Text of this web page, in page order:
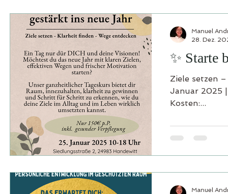
✨ Starte
Ziele setzen
Januar 2025
Kosten:...
Manuel
28. Dez.
Manuel